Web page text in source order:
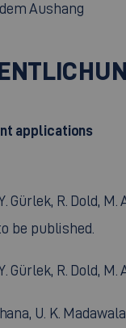
Aushang
applications
Gürlek, R. Dold,
to be published.
Gürlek, R. Dold,
U. K. Madawala,